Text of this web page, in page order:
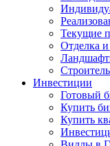
Текущие
Отделка
Инвестиции
Готовый
Купить
Купить